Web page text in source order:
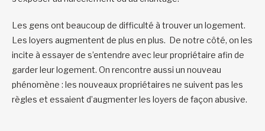
Les gens ont beaucoup de difficulté à trouver un logement.
Les loyers augmentent de plus en plus. De notre côté, on les
incite à essayer de s’entendre avec leur propriétaire afin de
garder leur logement. On rencontre aussi un nouveau
phénomène : les nouveaux propriétaires ne suivent pas les
règles et essaient d’augmenter les loyers de façon abusive.